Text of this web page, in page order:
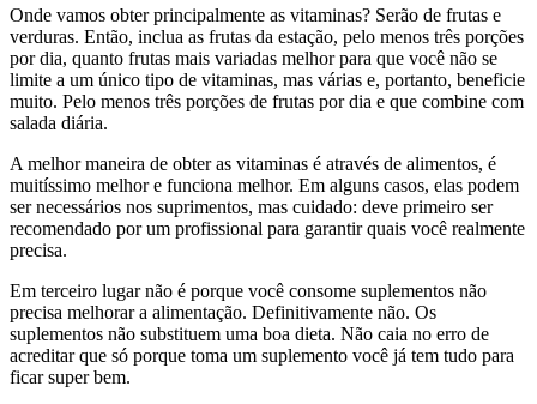
Onde vamos obter principalmente as vitaminas? Serão de frutas e
verduras. Então, inclua as frutas da estação, pelo menos três porções
por dia, quanto frutas mais variadas melhor para que você não se
limite a um único tipo de vitaminas, mas várias e, portanto, beneficie
muito. Pelo menos três porções de frutas por dia e que combine com
salada diária.
A melhor maneira de obter as vitaminas é através de alimentos, é
muitíssimo melhor e funciona melhor. Em alguns casos, elas podem
ser necessários nos suprimentos, mas cuidado: deve primeiro ser
recomendado por um profissional para garantir quais você realmente
precisa.
Em terceiro lugar não é porque você consome suplementos não
precisa melhorar a alimentação. Definitivamente não. Os
suplementos não substituem uma boa dieta. Não caia no erro de
acreditar que só porque toma um suplemento você já tem tudo para
ficar super bem.